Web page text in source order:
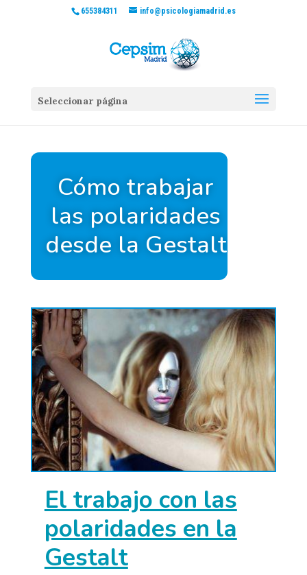
655384311 info@psicologiamadrid.es
Seleccionar página
Cómo trabajar
las polaridades
desde la Gestalt
El trabajo con las
polaridades en la
Gestalt